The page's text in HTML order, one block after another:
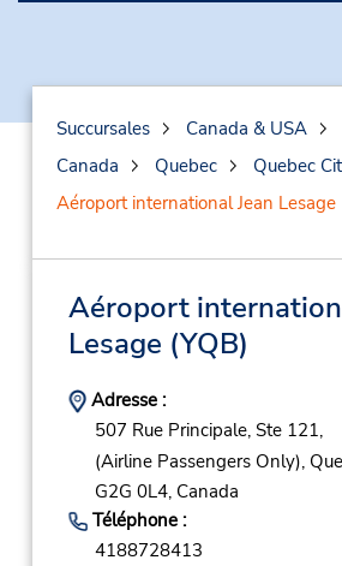
Succursales
Canada & USA
Canada
Quebec
Quebec
Aéroport international Jean Lesage
Aéroport
Lesage (YQB)
Adresse :
507 Rue Principale, Ste 121,
(Airline Passengers Only),
G2G 0L4, Canada
Téléphone :
4188728413